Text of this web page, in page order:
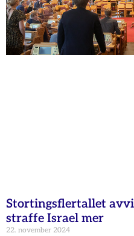
Stortingsflertallet
straffe Israel mer
22. november 2024